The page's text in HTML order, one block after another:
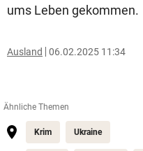
ums Leben gekommen.
Ausland 06.02.2025 11:34
Ähnliche Themen
Krim Ukraine